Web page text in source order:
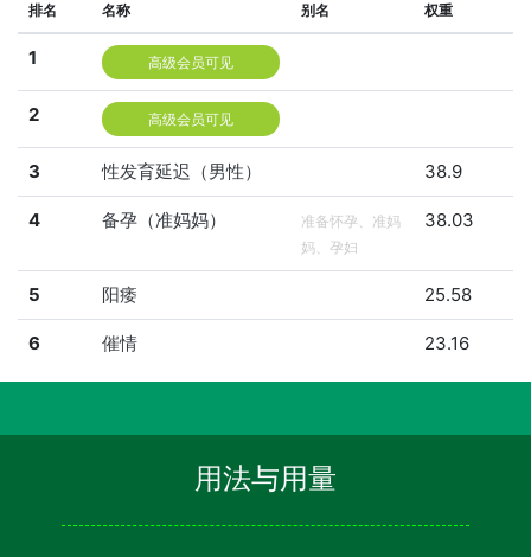
排名 名称 别名 权重
1 高级会员可见
2 高级会员可见
3 性发育延迟（男性） 38.9
4 备孕（准妈妈）
准备怀孕、准妈
妈、孕妇
38.03
5 阳痿 25.58
6 催情 23.16
用法与用量